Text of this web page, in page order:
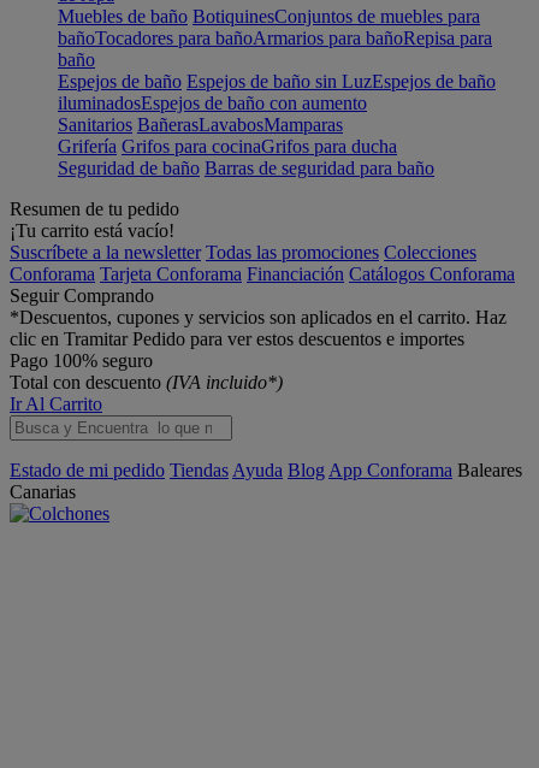
Muebles de baño BotiquinesConjuntos de muebles para
bañoTocadores para bañoArmarios para bañoRepisa para
baño
Espejos de baño Espejos de baño sin LuzEspejos de baño
iluminadosEspejos de baño con aumento
Sanitarios BañerasLavabosMamparas
Grifería Grifos para cocinaGrifos para ducha
Seguridad de baño Barras de seguridad para baño
Resumen de tu pedido
¡Tu carrito está vacío!
Suscríbete a la newsletter Todas las promociones Colecciones
Conforama Tarjeta Conforama Financiación Catálogos Conforama
Seguir Comprando
*Descuentos, cupones y servicios son aplicados en el carrito. Haz
clic en Tramitar Pedido para ver estos descuentos e importes
Pago 100% seguro
Total con descuento (IVA incluido*)
Ir Al Carrito
Estado de mi pedido Tiendas Ayuda Blog App Conforama Baleares
Canarias